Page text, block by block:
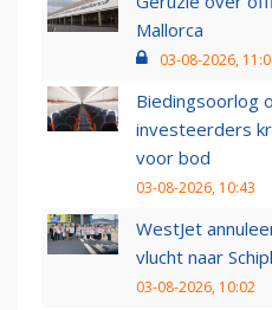
Mallorca
03-08-2026,
Biedingsoorlog
investeerders
voor bod
03-08-2026, 10:43
WestJet
vlucht naar
03-08-2026, 10:02